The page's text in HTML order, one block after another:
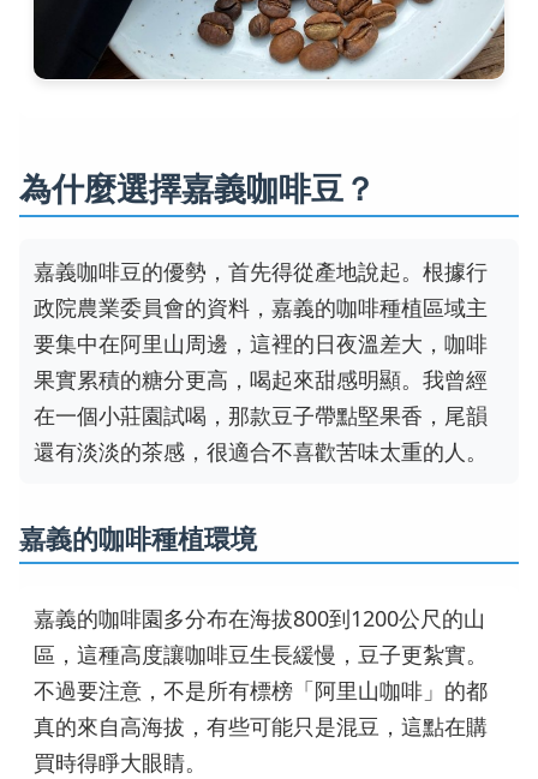
為什麼選擇嘉義咖啡豆？
嘉義咖啡豆的優勢，首先得從產地說起。根據行
政院農業委員會的資料，嘉義的咖啡種植區域主
要集中在阿里山周邊，這裡的日夜溫差大，咖啡
果實累積的糖分更高，喝起來甜感明顯。我曾經
在一個小莊園試喝，那款豆子帶點堅果香，尾韻
還有淡淡的茶感，很適合不喜歡苦味太重的人。
嘉義的咖啡種植環境
嘉義的咖啡園多分布在海拔800到1200公尺的山
區，這種高度讓咖啡豆生長緩慢，豆子更紮實。
不過要注意，不是所有標榜「阿里山咖啡」的都
真的來自高海拔，有些可能只是混豆，這點在購
買時得睜大眼睛。